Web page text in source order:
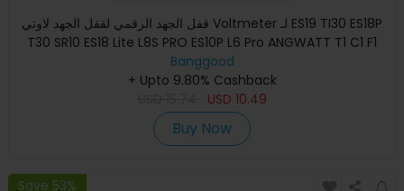
قفل الجهد الرقمي لقفل الجهد لاوتي Voltmeter لـ ES19 TI30 ES18P
T30 SR10 ES18 Lite L8S PRO ES10P L6 Pro ANGWATT T1 C1 F1
Banggood
+ Upto 9.80% Cashback
USD 10.49
Buy Now
Save 53%